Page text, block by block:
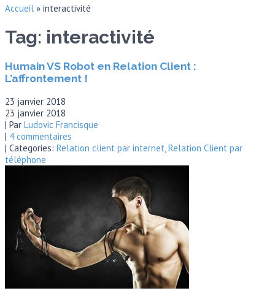
Accueil » interactivité
Tag: interactivité
Humain VS Robot en Relation Client :
L’affrontement !
23 janvier 2018
23 janvier 2018
| Par Ludovic Francisque
| 4 commentaires
| Categories: Relation client par internet Relation Client par
téléphone